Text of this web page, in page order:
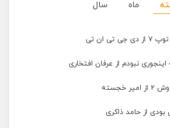
ماه سال
ان تی
نبودم از عرفان افتخاری
خجسته
بودی از حامد ذاکری